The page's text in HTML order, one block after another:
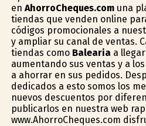
en AhorroCheques.comuna
tiendas que venden online
códigos promocionales a
y ampliar su canal de ventas.
tiendas como Balearia a
aumentando sus ventas y a
a ahorrar en sus pedidos.
dedicados a esto somos los
nuevos descuentos por
publicarlos en nuestra web
www.AhorroCheques.com